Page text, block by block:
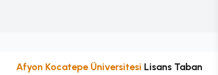
Afyon Kocatepe Üniversitesi LisansTaban